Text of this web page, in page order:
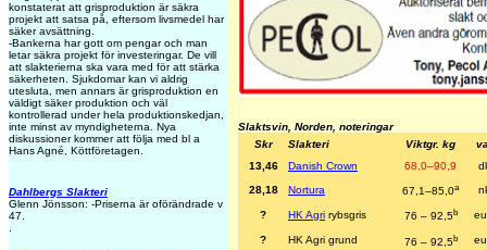
konstaterat att grisproduktion är säkra
projekt att satsa på, eftersom livsmedel har
säker avsättning.
-Bankerna har gott om pengar och man
letar säkra projekt för investeringar. De vill
att slakterierna ska vara med för att stärka
säkerheten. Sjukdomar kan vi aldrig
utesluta, men annars är grisproduktion en
väldigt säker produktion och väl
kontrollerad under hela produktionskedjan,
inte minst av myndigheterna. Nya
diskussioner kommer att följa med bl a
Hans Agné, Köttföretagen.
Dahlbergs Slakteri
Glenn Jönsson: -Priserna är oförändrade v
47.
Slaktsvin, Norden, noteringar
Skr
Slakteri Viktgr. kg
13,46
Danish Crown 68,0–90,9
28,18
Nortura 67,1–85,0a
? HK Agri rybsgris 76 – 92,5b
? HK Agri grund 76 – 92,5b